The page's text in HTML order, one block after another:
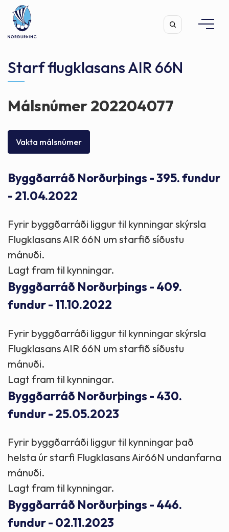
Leita
Starf flugklasans AIR 66N
Málsnúmer 202204077
Vakta málsnúmer
Byggðarráð Norðurþings - 395. fundur
- 21.04.2022
Fyrir byggðarráði liggur til kynningar skýrsla
Flugklasans AIR 66N um starfið síðustu
mánuði.
Lagt fram til kynningar.
Byggðarráð Norðurþings - 409.
fundur - 11.10.2022
Fyrir byggðarráði liggur til kynningar skýrsla
Flugklasans AIR 66N um starfið síðustu
mánuði.
Lagt fram til kynningar.
Byggðarráð Norðurþings - 430.
fundur - 25.05.2023
Fyrir byggðarráði liggur til kynningar það
helsta úr starfi Flugklasans Air66N undanfarna
mánuði.
Lagt fram til kynningar.
Byggðarráð Norðurþings - 446.
fundur - 02.11.2023